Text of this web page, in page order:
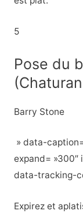
5
Pose du
Barry Stone
» data-
expand= »300″
data-tracking-
Expirez et